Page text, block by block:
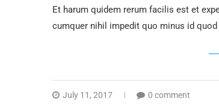
Et harum quidem rerum facilis est et
cumquer nihil impedit quo minus id
July 11, 2017 0 comment